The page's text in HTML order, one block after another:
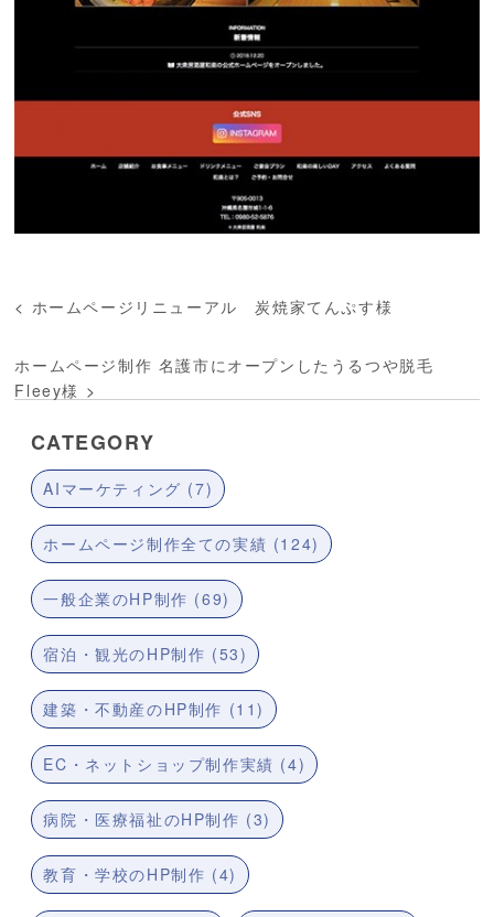
< ホームページリニューアル 炭焼家てんぷす様
ホームページ制作 名護市にオープンしたうるつや脱毛
Fleey様 >
CATEGORY
AIマーケティング (7)
ホームページ制作全ての実績 (124)
一般企業のHP制作 (69)
宿泊・観光のHP制作 (53)
建築・不動産のHP制作 (11)
EC・ネットショップ制作実績 (4)
病院・医療福祉のHP制作 (3)
教育・学校のHP制作 (4)